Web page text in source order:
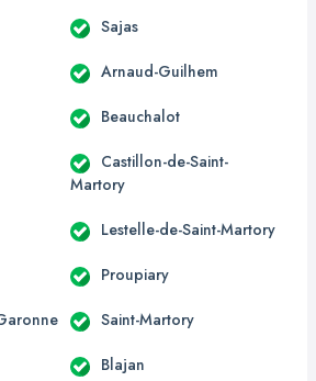
Sajas
Arnaud-Guilhem
Beauchalot
Castillon-de-Saint-
Martory
Lestelle-de-Saint-Martory
Proupiary
Saint-Martory
Blajan